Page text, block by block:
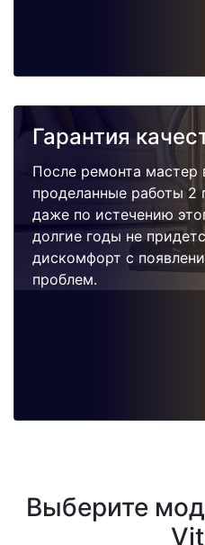
Гарантия
После ремонта мастер
проделанные работы 2
даже по истечению
долгие годы не
дискомфорт с
проблем.
Выберите